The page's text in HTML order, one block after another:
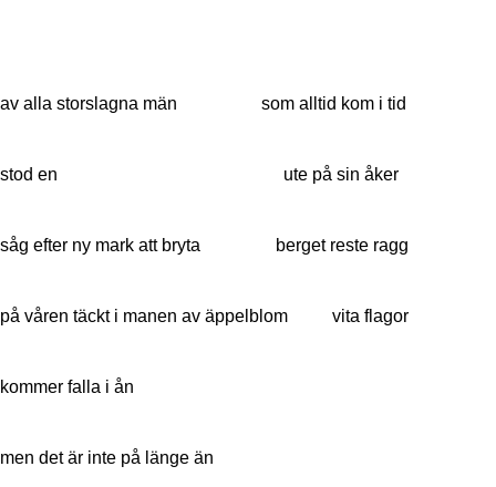
av alla storslagna män som alltid kom i tid
stod en ute på sin åker
såg efter ny mark att bryta berget reste ragg
på våren täckt i manen av äppelblom vita flagor
kommer falla i ån
men det är inte på länge än